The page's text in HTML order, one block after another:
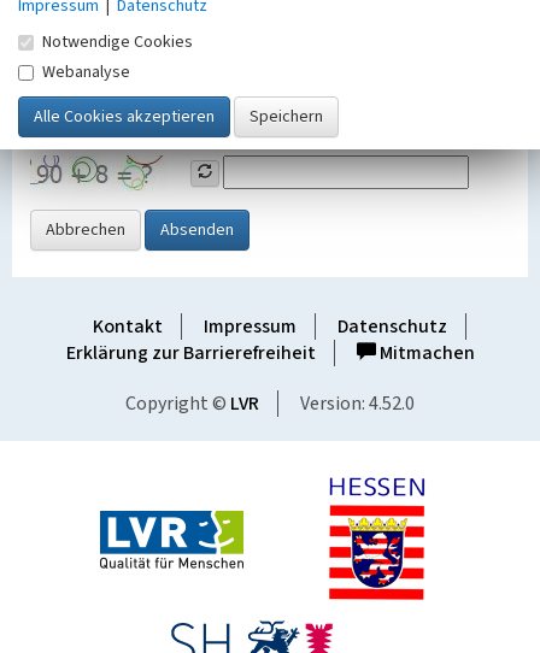
SicherheitsabfrageTragen Sie unten das Rechenergebnis aus der
Grafik ein
Abbrechen Absenden
Kontakt Impressum
Datenschutz
Erklärung zur Barrierefreiheit
Mitmachen
Copyright © LVR Version: 4.52.0
Impressum | Datenschutz
Notwendige Cookies
Webanalyse